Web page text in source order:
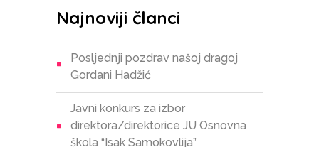
Najnoviji članci
Posljednji pozdrav našoj dragoj
Gordani Hadžić
Javni konkurs za izbor
direktora/direktorice JU Osnovna
škola “Isak Samokovlija”